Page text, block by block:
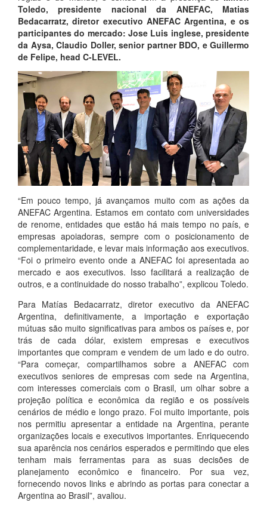
Toledo, presidente nacional da ANEFAC, Matias
Bedacarratz, diretor executivo ANEFAC Argentina, e os
participantes do mercado: Jose Luis inglese, presidente
da Aysa, Claudio Doller, senior partner BDO, e Guillermo
de Felipe, head C-LEVEL.
“Em pouco tempo, já avançamos muito com as ações da
ANEFAC Argentina. Estamos em contato com universidades
de renome, entidades que estão há mais tempo no país, e
empresas apoiadoras, sempre com o posicionamento de
complementaridade, e levar mais informação aos executivos.
“Foi o primeiro evento onde a ANEFAC foi apresentada ao
mercado e aos executivos. Isso facilitará a realização de
outros, e a continuidade do nosso trabalho”, explicou Toledo.
Para Matías Bedacarratz, diretor executivo da ANEFAC
Argentina, definitivamente, a importação e exportação
mútuas são muito significativas para ambos os países e, por
trás de cada dólar, existem empresas e executivos
importantes que compram e vendem de um lado e do outro.
“Para começar, compartilhamos sobre a ANEFAC com
executivos seniores de empresas com sede na Argentina,
com interesses comerciais com o Brasil, um olhar sobre a
projeção política e econômica da região e os possíveis
cenários de médio e longo prazo. Foi muito importante, pois
nos permitiu apresentar a entidade na Argentina, perante
organizações locais e executivos importantes. Enriquecendo
sua aparência nos cenários esperados e permitindo que eles
tenham mais ferramentas para as suas decisões de
planejamento econômico e financeiro. Por sua vez,
fornecendo novos links e abrindo as portas para conectar a
Argentina ao Brasil”, avaliou.